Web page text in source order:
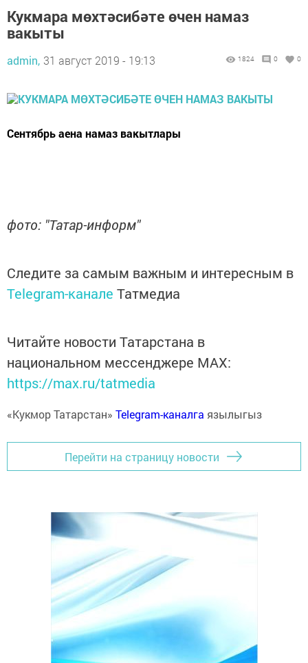
Кукмара мөхтәсибәте өчен намаз
вакыты
admin, 31 август 2019 - 19:13 1824 0 0
Сентябрь аена намаз вакытлары
фото: "Татар-информ"
Следите за самым важным и интересным в
Telegram-канале Татмедиа
Читайте новости Татарстана в
национальном мессенджере MАХ:
https://max.ru/tatmedia
«Кукмор Татарстан» Telegram-каналга язылыгыз
Перейти на страницу новости